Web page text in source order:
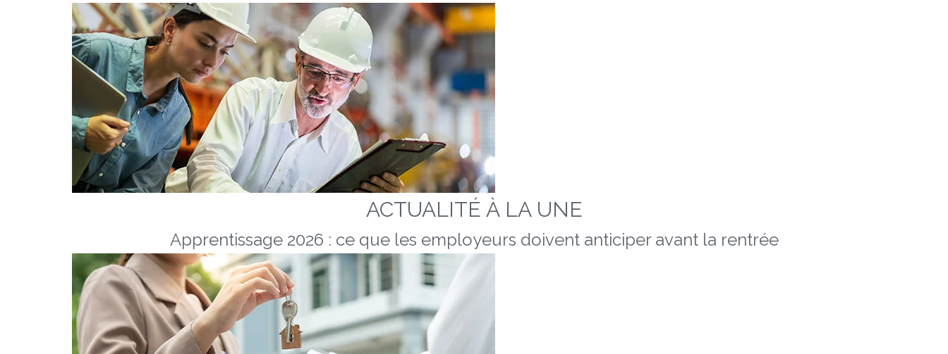
ACTUALITÉ À LA UNE
Apprentissage 2026 : ce que les employeurs doivent anticiper avant la rentrée